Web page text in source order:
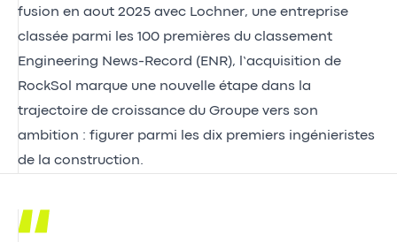
fusion en aout 2025 avec Lochner, une entreprise
classée parmi les 100 premières du classement
Engineering News-Record (ENR), l’acquisition de
RockSol marque une nouvelle étape dans la
trajectoire de croissance du Groupe vers son
ambition : figurer parmi les dix premiers ingénieristes
de la construction.